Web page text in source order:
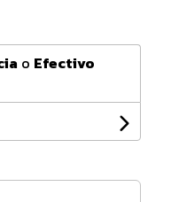
o Efectivo